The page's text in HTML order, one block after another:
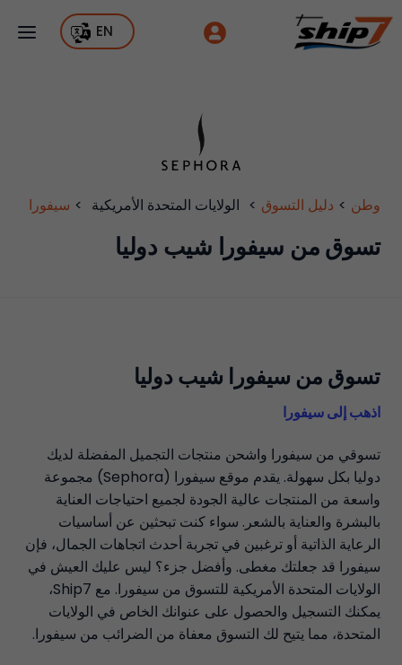
EN
وطن > دليل التسوق > الولايات المتحدة الأمريكية > سيفورا
تسوق من سيفورا شيب دوليا
تسوق من سيفورا شيب دوليا
اذهب إلى سيفورا
تسوقي من سيفورا واشحن منتجات التجميل المفضلة لديك
دوليا بكل سهولة. يقدم موقع سيفورا (Sephora) مجموعة
واسعة من المنتجات عالية الجودة لجميع احتياجات العناية
بالبشرة والعناية بالشعر. سواء كنت تبحثين عن أساسيات
الرعاية الذاتية أو ترغبين في تجربة أحدث اتجاهات الجمال، فإن
سيفورا قد جعلتك مغطى. وأفضل جزء؟ ليس عليك العيش في
الولايات المتحدة الأمريكية للتسوق من سيفورا. مع Ship7،
يمكنك التسجيل والحصول على عنوانك الخاص في الولايات
المتحدة، مما يتيح لك التسوق معفاة من الضرائب من سيفورا.